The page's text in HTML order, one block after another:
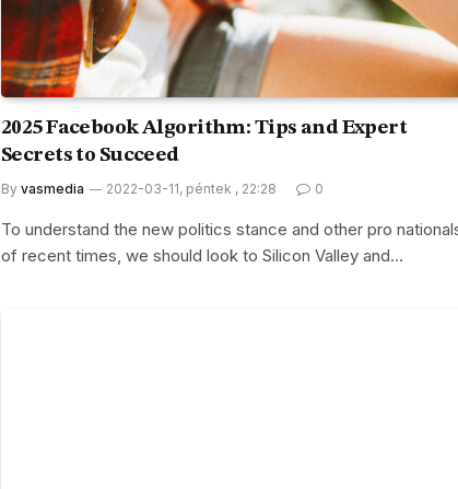
2025 Facebook Algorithm: Tips and Expert
Secrets to Succeed
By vasmedia 2022-03-11, péntek , 22:28 0
To understand the new politics stance and other pro
of recent times, we should look to Silicon Valley and…